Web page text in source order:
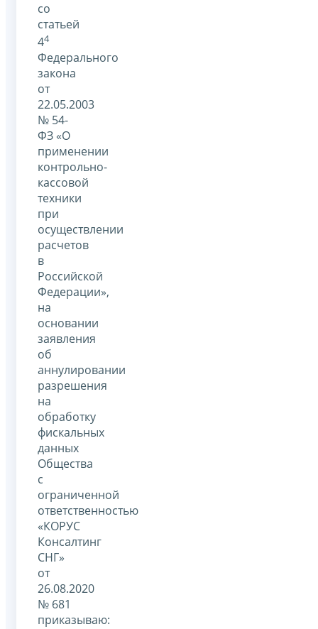
со
статьей
44
Федерального
закона
от
22.05.2003
№ 54-
ФЗ «О
применении
контрольно-
кассовой
техники
при
осуществлении
расчетов
в
Российской
Федерации»,
на
основании
заявления
об
аннулировании
разрешения
на
обработку
фискальных
данных
Общества
с
ограниченной
ответственностью
«КОРУС
Консалтинг
СНГ»
от
26.08.2020
№ 681
приказываю: